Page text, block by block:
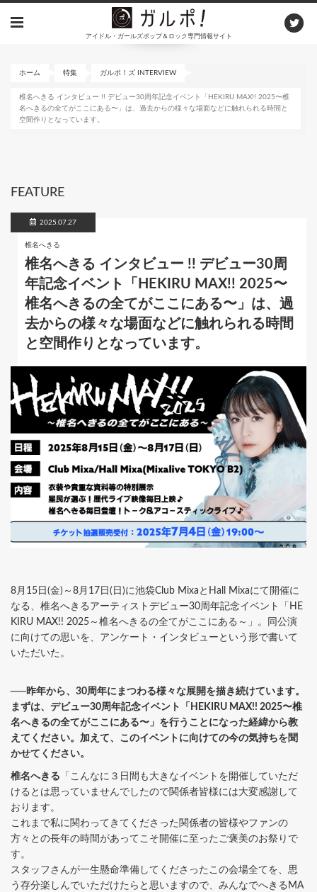
アイドル・ガールズポップ＆ロック専門情報サイト
ホーム 特集 ガルポ！ズ INTERVIEW
椎名へきる インタビュー !! デビュー30周年記念イベント「HEKIRU MAX!! 2025〜椎
名へきるの全てがここにある〜」は、過去からの様々な場面などに触れられる時間と
空間作りとなっています。
FEATURE
2025.07.27
椎名へきる
椎名へきる インタビュー !! デビュー30周
年記念イベント「HEKIRU MAX!! 2025〜
椎名へきるの全てがここにある〜」は、過
去からの様々な場面などに触れられる時間
と空間作りとなっています。
8月15日(金)～8月17日(日)に池袋Club MixaとHall Mixaにて開催に
なる、椎名へきるアーティストデビュー30周年記念イベント「HE
KIRU MAX!! 2025～椎名へきるの全てがここにある～」。同公演
に向けての思いを、アンケート・インタビューという形で書いて
いただいた。
──昨年から、30周年にまつわる様々な展開を描き続けています。
まずは、デビュー30周年記念イベント「HEKIRU MAX!! 2025〜椎
名へきるの全てがここにある〜」を行うことになった経緯から教
えてください。加えて、このイベントに向けての今の気持ちを聞
かせてください。
椎名へきる 「こんなに３日間も大きなイベントを開催していただ
けるとは思っていませんでしたので関係者皆様には大変感謝して
おります。
これまで私に関わってきてくださった関係者の皆様やファンの
方々との長年の時間があってこそ開催に至ったご褒美のお祭りで
す。
スタッフさんが一生懸命準備してくださったこの会場全てを、思
う存分楽しんでいただけたらと思いますので、みんなでへきるMA